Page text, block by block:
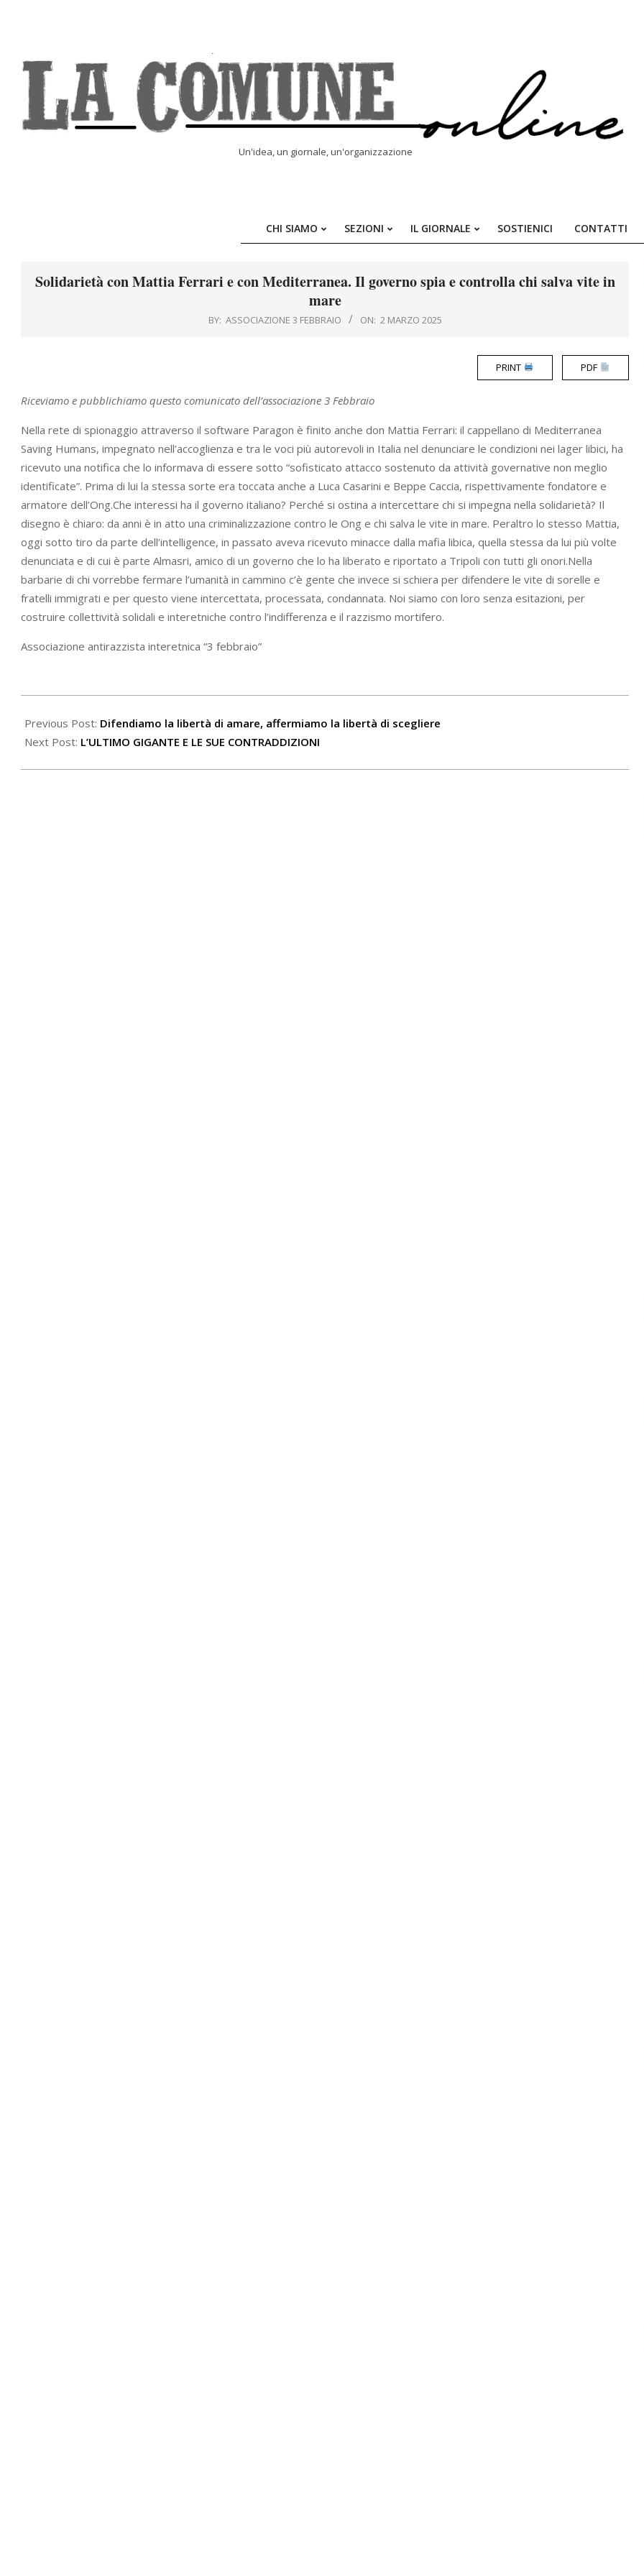
Un'idea, un giornale, un'organizzazione
Primary
Menu
CHI SIAMO SEZIONI IL GIORNALE SOSTIENICI CONTATTI
Solidarietà con Mattia Ferrari e con Mediterranea. Il governo spia e controlla chi salva vite in
mare
BY: ASSOCIAZIONE 3 FEBBRAIO ON: 2 MARZO 2025
PRINT PDF
Riceviamo e pubblichiamo questo comunicato dell’associazione 3 Febbraio
Nella rete di spionaggio attraverso il software Paragon è finito anche don Mattia Ferrari: il cappellano di Mediterranea
Saving Humans, impegnato nell’accoglienza e tra le voci più autorevoli in Italia nel denunciare le condizioni nei lager libici, ha
ricevuto una notifica che lo informava di essere sotto “sofisticato attacco sostenuto da attività governative non meglio
identificate”. Prima di lui la stessa sorte era toccata anche a Luca Casarini e Beppe Caccia, rispettivamente fondatore e
armatore dell’Ong.Che interessi ha il governo italiano? Perché si ostina a intercettare chi si impegna nella solidarietà? Il
disegno è chiaro: da anni è in atto una criminalizzazione contro le Ong e chi salva le vite in mare. Peraltro lo stesso Mattia,
oggi sotto tiro da parte dell’intelligence, in passato aveva ricevuto minacce dalla mafia libica, quella stessa da lui più volte
denunciata e di cui è parte Almasri, amico di un governo che lo ha liberato e riportato a Tripoli con tutti gli onori.Nella
barbarie di chi vorrebbe fermare l’umanità in cammino c’è gente che invece si schiera per difendere le vite di sorelle e
fratelli immigrati e per questo viene intercettata, processata, condannata. Noi siamo con loro senza esitazioni, per
costruire collettività solidali e interetniche contro l’indifferenza e il razzismo mortifero.
Associazione antirazzista interetnica “3 febbraio”
03-
02
Previous Post: Difendiamo la libertà di amare, affermiamo la libertà di scegliere
Next Post: L’ULTIMO GIGANTE E LE SUE CONTRADDIZIONI